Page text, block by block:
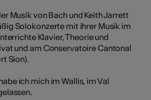
Musik von Bach und Keith Jarrett
Solokonzerte mit ihrer Musik im
Klavier, Theorie und
und am Conservatoire Cantonal
Sion).
ich mich im Wallis, im Val